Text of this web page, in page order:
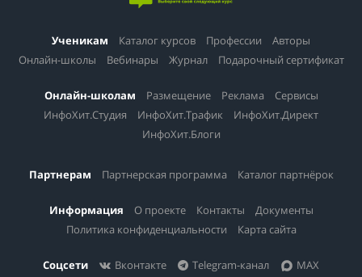
Ученикам Каталог курсов Профессии
Авторы
Онлайн-школы
Вебинары Журнал Подарочный сертификат
Онлайн-школам Размещение Реклама
Сервисы
ИнфоХит.Студия
ИнфоХит.Трафик
ИнфоХит.Директ
ИнфоХит.Блоги
Партнерам Партнерская программа Каталог партнёрок
Информация О проекте Контакты
Документы
Политика конфиденциальности
Карта сайта
Соцсети Вконтакте Telegram-канал MAX